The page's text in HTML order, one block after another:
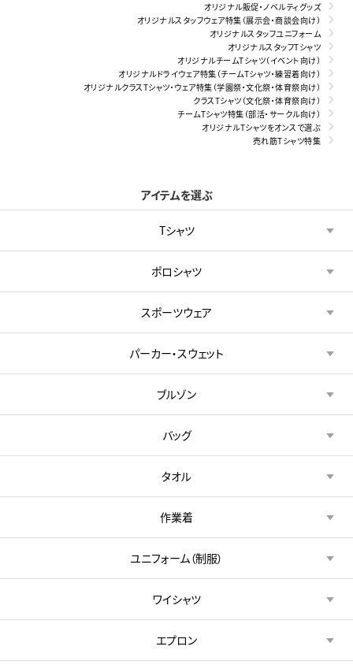
オリジナル販促・ノベルティグッズ
オリジナルスタッフウェア特集（展示会・商談会向け）
オリジナルスタッフユニフォーム
オリジナルスタッフTシャツ
オリジナルチームTシャツ（イベント向け）
オリジナルドライウェア特集（チームTシャツ・練習着向け）
オリジナルクラスTシャツ・ウェア特集（学園祭・文化祭・体育祭向け）
クラスTシャツ（文化祭・体育祭向け）
チームTシャツ特集（部活・サークル向け）
オリジナルTシャツをオンスで選ぶ
売れ筋Tシャツ特集
アイテムを選ぶ
Tシャツ
ポロシャツ
スポーツウェア
パーカー・スウェット
ブルゾン
バッグ
タオル
作業着
ユニフォーム（制服）
ワイシャツ
エプロン